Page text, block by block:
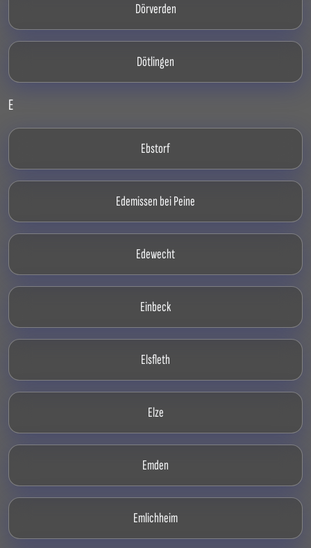
Dörverden
Dötlingen
E
Ebstorf
Edemissen bei Peine
Edewecht
Einbeck
Elsfleth
Elze
Emden
Emlichheim